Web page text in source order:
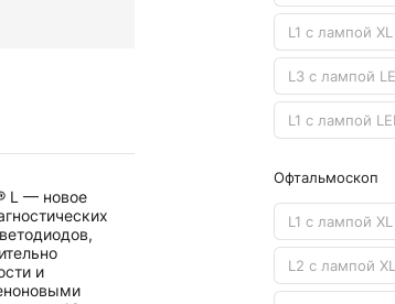
ri-fox N
и аксессуары
L — новое
и
L1 с лампой
L3 с лампой
L1 с лампой
Офтальмоскоп
L1 с лампой
L2 с лампой